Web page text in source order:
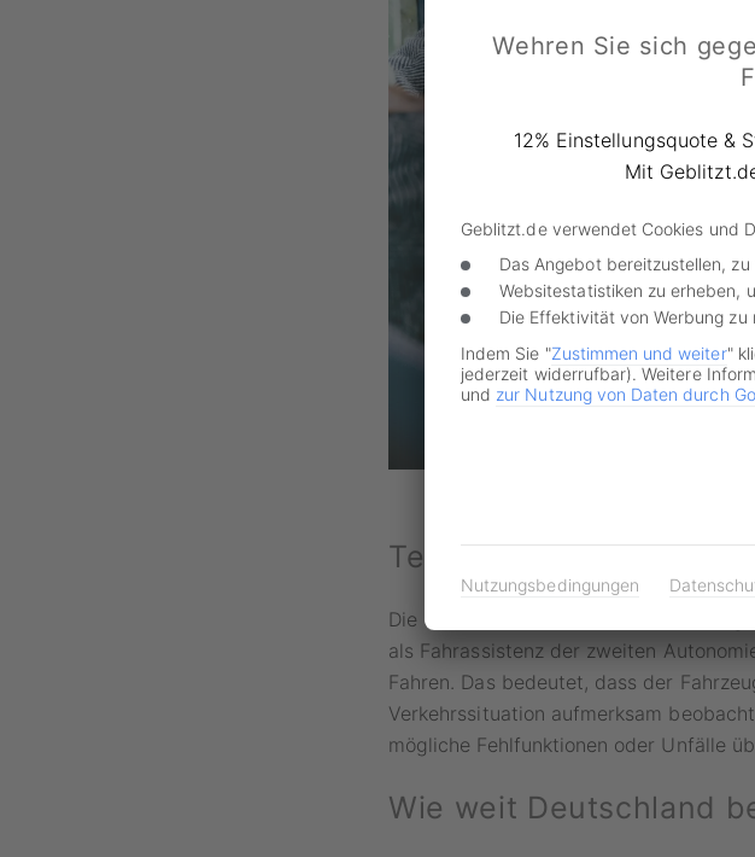
Iryna
Teilautomatisiert statt
Die Selbstfahrfunktion FSD von Tesla
als Fahrassistenz der zweiten
Fahren. Das bedeutet, dass der
Verkehrssituation aufmerksam
mögliche Fehlfunktionen oder Unfälle
Wie weit Deutschland
Wehren Sie sich
12% Einstellungsquote &
Mit
Geblitzt.de verwendet Cookies und
Das Angebot bereitzustellen,
Websitestatistiken zu erheben,
Die Effektivität von Werbung zu
Indem Sie "Zustimmen und weiter"
jederzeit widerrufbar). Weitere
und zur Nutzung von Daten durch
Nutzungsbedingungen